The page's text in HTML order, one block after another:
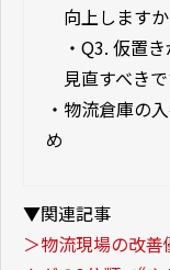
向上しますか
・ Q3. 仮置
見直すべき
・ 物流倉庫の
め
▼関連記事
＞物流現場の改